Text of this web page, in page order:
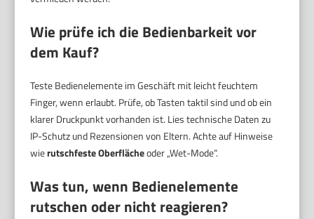
Wie prüfe ich die Bedienbarkeit vor
dem Kauf?
Teste Bedienelemente im Geschäft mit leicht feuchtem
Finger, wenn erlaubt. Prüfe, ob Tasten taktil sind und ob ein
klarer Druckpunkt vorhanden ist. Lies technische Daten zu
IP-Schutz und Rezensionen von Eltern. Achte auf Hinweise
wierutschfeste Oberflächeoder „Wet-Mode“.
Was tun, wenn Bedienelemente
rutschen oder nicht reagieren?